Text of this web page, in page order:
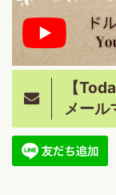
【
メール